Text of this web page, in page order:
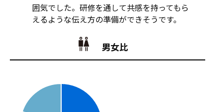
囲気でした。研修を通して共感を持ってもら
えるような伝え方の準備ができそうです。
男女比